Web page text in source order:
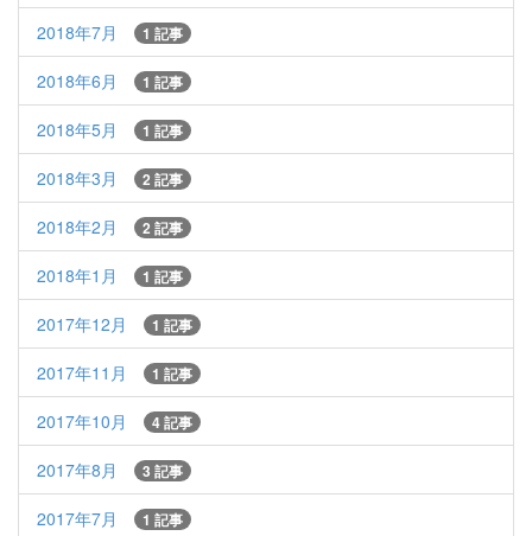
2018年7月 1 記事
2018年6月 1 記事
2018年5月 1 記事
2018年3月 2 記事
2018年2月 2 記事
2018年1月 1 記事
2017年12月 1 記事
2017年11月 1 記事
2017年10月 4 記事
2017年8月 3 記事
2017年7月 1 記事